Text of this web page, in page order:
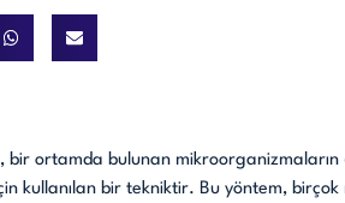
bir ortamda bulunan
kullanılan bir tekniktir. Bu yöntem,